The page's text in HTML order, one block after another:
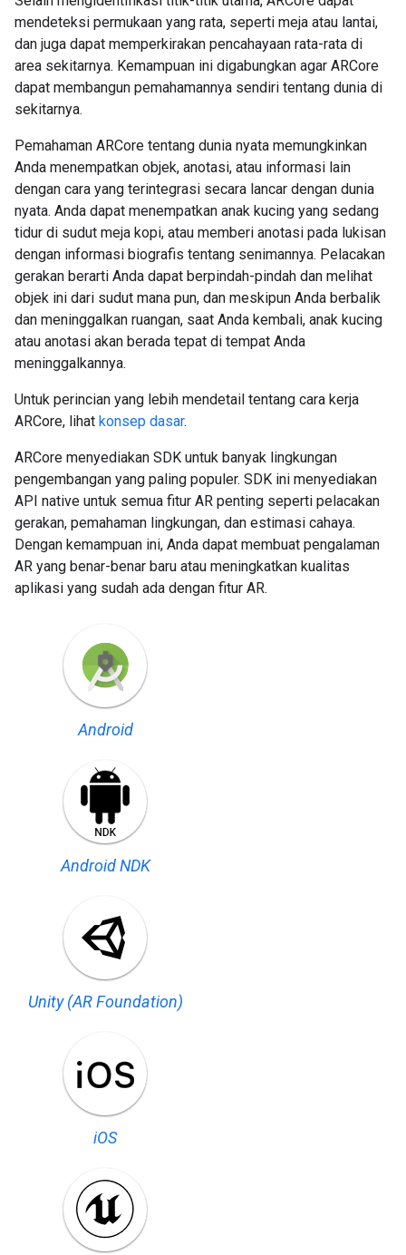
mendeteksi permukaan yang rata, seperti meja atau lantai,
dan juga dapat memperkirakan pencahayaan rata-rata di
area sekitarnya. Kemampuan ini digabungkan agar ARCore
dapat membangun pemahamannya sendiri tentang dunia di
sekitarnya.
Pemahaman ARCore tentang dunia nyata memungkinkan
Anda menempatkan objek, anotasi, atau informasi lain
dengan cara yang terintegrasi secara lancar dengan dunia
nyata. Anda dapat menempatkan anak kucing yang sedang
tidur di sudut meja kopi, atau memberi anotasi pada lukisan
dengan informasi biografis tentang senimannya. Pelacakan
gerakan berarti Anda dapat berpindah-pindah dan melihat
objek ini dari sudut mana pun, dan meskipun Anda berbalik
dan meninggalkan ruangan, saat Anda kembali, anak kucing
atau anotasi akan berada tepat di tempat Anda
meninggalkannya.
Untuk perincian yang lebih mendetail tentang cara kerja
ARCore, lihat konsep dasar.
ARCore menyediakan SDK untuk banyak lingkungan
pengembangan yang paling populer. SDK ini menyediakan
API native untuk semua fitur AR penting seperti pelacakan
gerakan, pemahaman lingkungan, dan estimasi cahaya.
Dengan kemampuan ini, Anda dapat membuat pengalaman
AR yang benar-benar baru atau meningkatkan kualitas
aplikasi yang sudah ada dengan fitur AR.
Android
Android NDK
Unity (AR Foundation)
iOS